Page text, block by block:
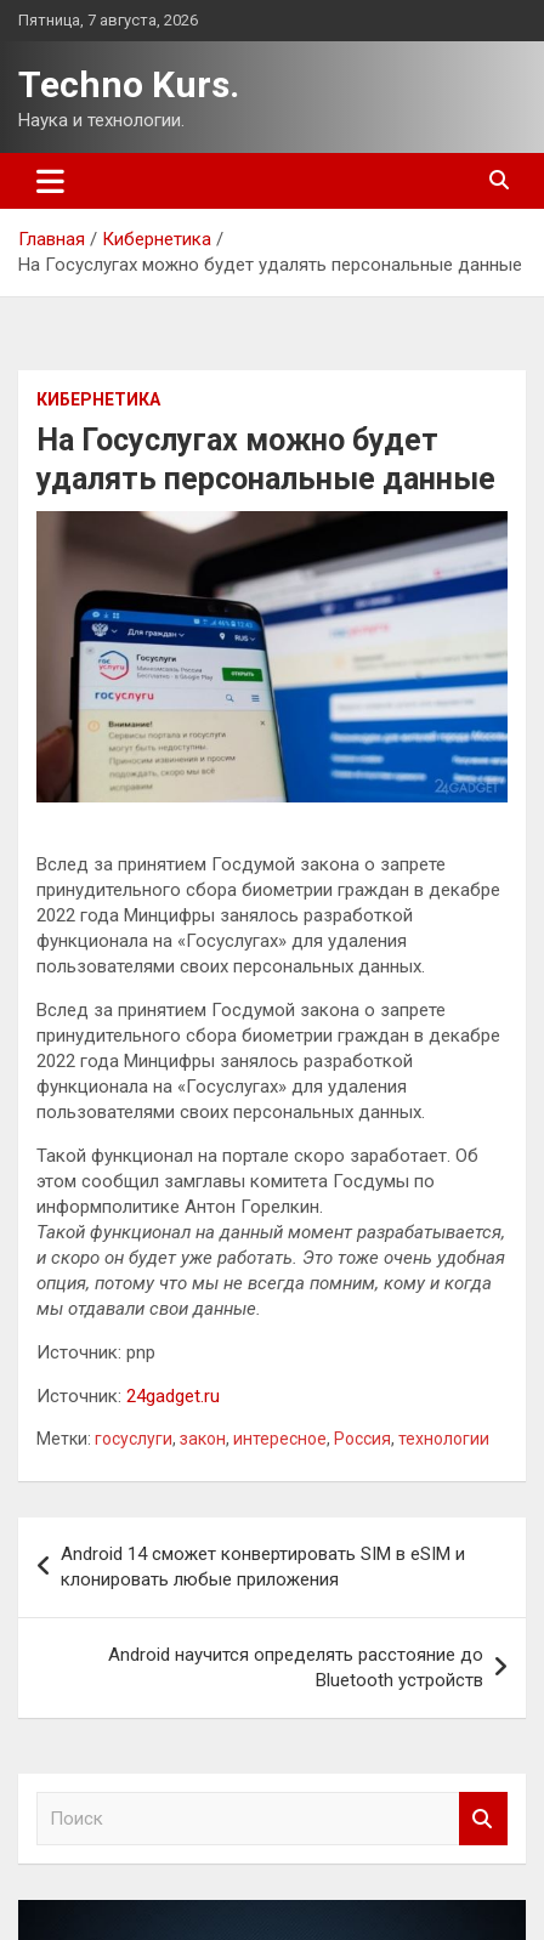
Перейти
Пятница, 7 августа, 2026
Techno Kurs.
Наука и технологии.
Главная
Кибернетика
На Госуслугах можно будет удалять персональные данные
КИБЕРНЕТИКА
На Госуслугах можно будет
удалять персональные данные
Вслед за принятием Госдумой закона о запрете
принудительного сбора биометрии граждан в декабре
2022 года Минцифры занялось разработкой
функционала на «Госуслугах» для удаления
пользователями своих персональных данных.
Вслед за принятием Госдумой закона о запрете
принудительного сбора биометрии граждан в декабре
2022 года Минцифры занялось разработкой
функционала на «Госуслугах» для удаления
пользователями своих персональных данных.
Такой функционал на портале скоро заработает. Об
этом сообщил замглавы комитета Госдумы по
информполитике Антон Горелкин.
Такой функционал на данный момент разрабатывается,
и скоро он будет уже работать. Это тоже очень удобная
опция, потому что мы не всегда помним, кому и когда
мы отдавали свои данные.
Источник: pnp
Источник: 24gadget.ru
Метки: госуслуги, закон, интересное, Россия, технологии
по
записям
Android 14 сможет конвертировать SIM в eSIM и
клонировать любые приложения
Android научится определять расстояние до
Bluetooth устройств
к